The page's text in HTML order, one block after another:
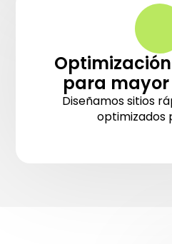
para
Diseñamos sitios
optimizados